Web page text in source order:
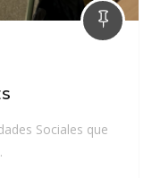
Sociales que